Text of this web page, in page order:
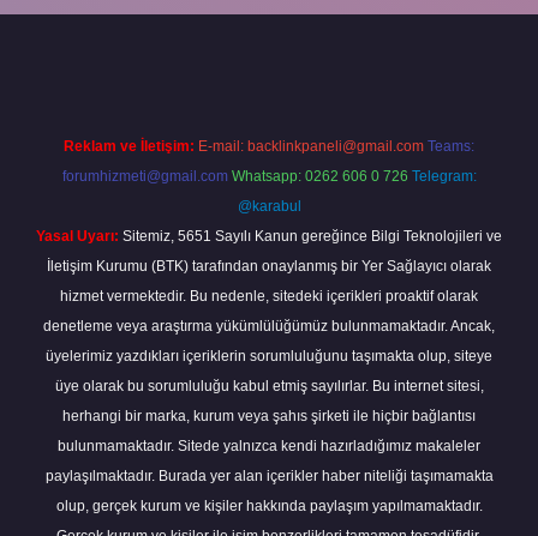
Reklam ve İletişim: E-mail: backlinkpaneli@gmail.com Teams:
forumhizmeti@gmail.com Whatsapp: 0262 606 0 726 Telegram:
@karabul
Yasal Uyarı: Sitemiz, 5651 Sayılı Kanun gereğince Bilgi Teknolojileri ve
İletişim Kurumu (BTK) tarafından onaylanmış bir Yer Sağlayıcı olarak
hizmet vermektedir. Bu nedenle, sitedeki içerikleri proaktif olarak
denetleme veya araştırma yükümlülüğümüz bulunmamaktadır. Ancak,
üyelerimiz yazdıkları içeriklerin sorumluluğunu taşımakta olup, siteye
üye olarak bu sorumluluğu kabul etmiş sayılırlar. Bu internet sitesi,
herhangi bir marka, kurum veya şahıs şirketi ile hiçbir bağlantısı
bulunmamaktadır. Sitede yalnızca kendi hazırladığımız makaleler
paylaşılmaktadır. Burada yer alan içerikler haber niteliği taşımamakta
olup, gerçek kurum ve kişiler hakkında paylaşım yapılmamaktadır.